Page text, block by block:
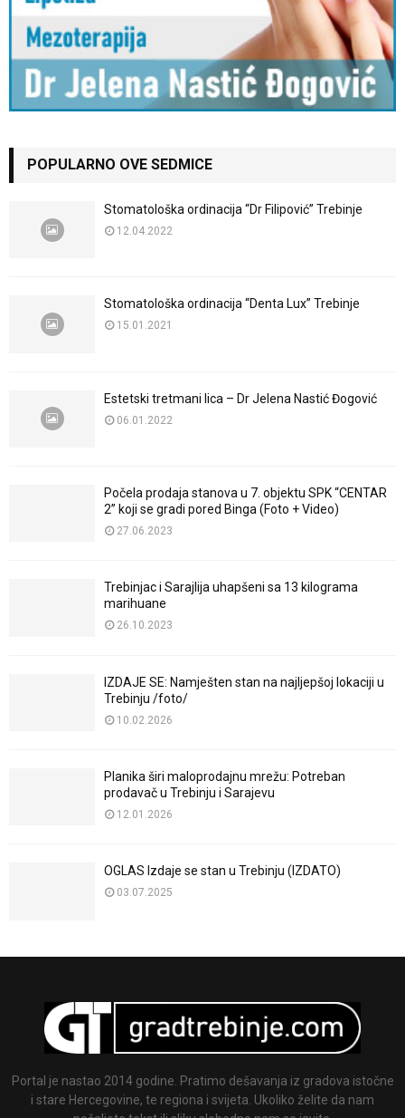
POPULARNO OVE SEDMICE
Stomatološka ordinacija “Dr Filipović” Trebinje
12.04.2022
Stomatološka ordinacija “Denta Lux” Trebinje
15.01.2021
Estetski tretmani lica – Dr Jelena Nastić Đogović
06.01.2022
Počela prodaja stanova u 7. objektu SPK “CENTAR
2” koji se gradi pored Binga (Foto + Video)
27.06.2023
Trebinjac i Sarajlija uhapšeni sa 13 kilograma
marihuane
26.10.2023
IZDAJE SE: Namješten stan na najljepšoj lokaciji u
Trebinju /foto/
10.02.2026
Planika širi maloprodajnu mrežu: Potreban
prodavač u Trebinju i Sarajevu
12.01.2026
OGLAS Izdaje se stan u Trebinju (IZDATO)
03.07.2025
Portal je nastao 2014 godine. Pratimo dešavanja iz gradova istočne
i stare Hercegovine, te regiona i svijeta. Ukoliko želite da nam